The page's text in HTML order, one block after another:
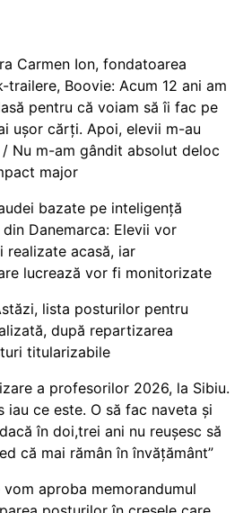
Carmen Ion, fondatoarea
trailere, Boovie: Acum 12 ani am
pentru că voiam să îi fac pe
ușor cărți. Apoi, elevii m-au
Nu m-am gândit absolut deloc
major
bazate pe inteligență
Danemarca: Elevii vor
realizate acasă, iar
lucrează vor fi monitorizate
lista posturilor pentru
după repartizarea
titularizabile
a profesorilor 2026, la Sibiu.
iau ce este. O să fac naveta și
în doi,trei ani nu reușesc să
că mai rămân în învățământ”
aproba memorandumul